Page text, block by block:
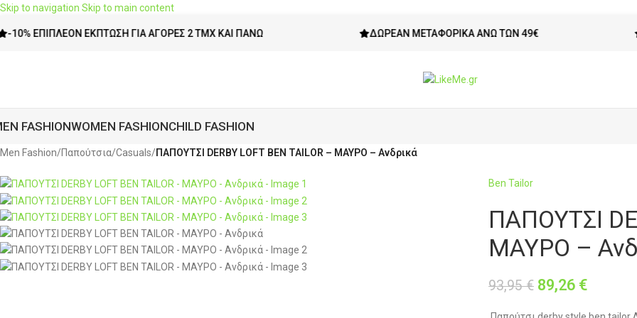
Skip to navigation Skip to main content
ΈΚΠΤΩΣΗ ΓΙΑ ΑΓΟΡΈΣ 2 ΤΜΧ ΚΑΙ ΠΆΝΩ ΔΩΡΕΆΝ ΜΕΤΑΦΟΡΙΚΆ ΆΝΩ ΤΩΝ 49€
FASHIONWOMEN FASHIONCHILD FASHION
Men Fashion/Παπούτσια/Casuals/ΠΑΠΟΥΤΣΙ DERBY LOFT BEN TAILOR – ΜΑΥΡΟ – Ανδρικά
-5%
Ben Tailor
ΠΑΠΟΥΤΣΙ
ΜΑΥΡΟ –
93,95€ 89,26 €